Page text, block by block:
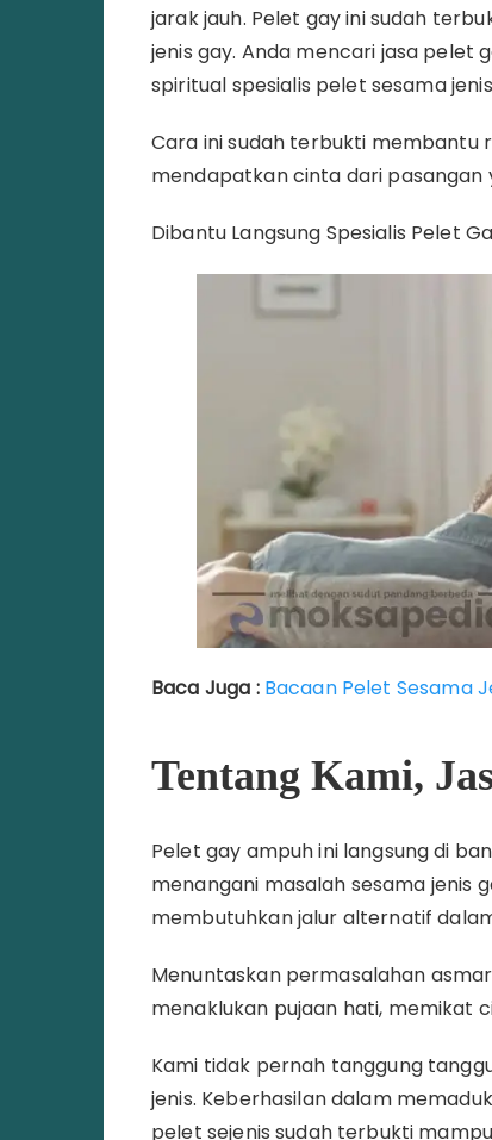
jarak jauh. Pelet gay ini sudah
jenis gay. Anda mencari jasa pelet
spiritual spesialis pelet sesama
Cara ini sudah terbukti membantu
mendapatkan cinta dari pasangan
Dibantu Langsung Spesialis Pelet
Baca Juga : Bacaan Pelet Sesama
Tentang Kami,
Pelet gay ampuh ini langsung di
menangani masalah sesama jenis
membutuhkan jalur alternatif
Menuntaskan permasalahan
menaklukan pujaan hati, memikat
Kami tidak pernah tanggung
jenis. Keberhasilan dalam
pelet sejenis sudah terbukti